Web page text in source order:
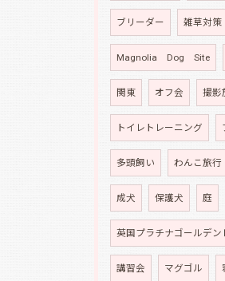
ブリーダー 雑草対策
Magnolia Dog Site
関東 オフ会 撮影
トイレトレーニング
多頭飼い わんこ旅行
成犬 保護犬 庭
英国プラチナゴールデン
講習会 マグゴル